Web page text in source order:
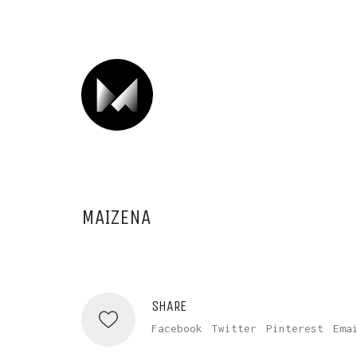
MAIZENA
SHARE
Facebook Twitter Pinterest